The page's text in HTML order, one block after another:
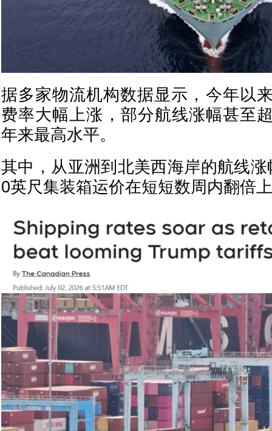
据多家物流机构数据显示，今年以
费率大幅上涨，部分航线涨幅甚至
年来最高水平。
其中，从亚洲到北美西海岸的航线
0英尺集装箱运价在短短数周内翻倍